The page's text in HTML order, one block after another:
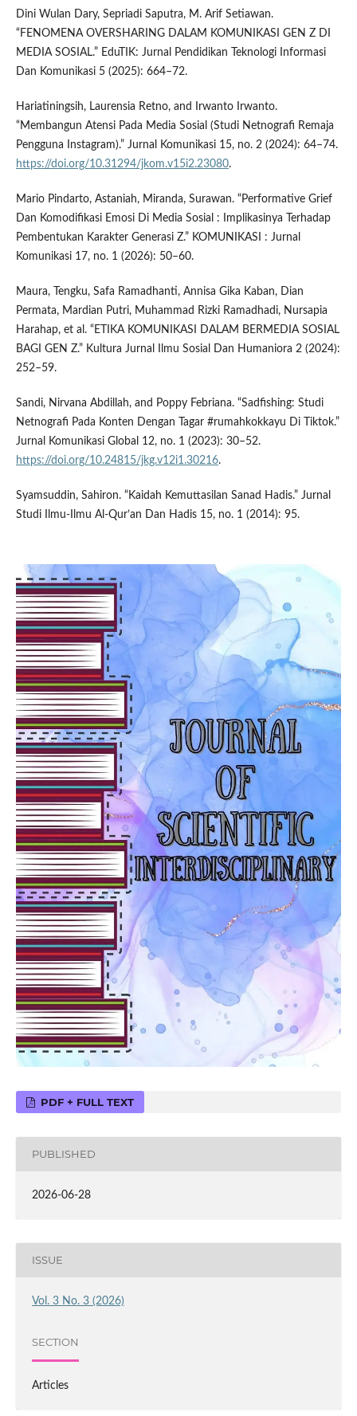
Dini Wulan Dary, Sepriadi Saputra, M. Arif Setiawan.
“FENOMENA OVERSHARING DALAM KOMUNIKASI GEN Z DI
MEDIA SOSIAL.” EduTIK: Jurnal Pendidikan Teknologi Informasi
Dan Komunikasi 5 (2025): 664–72.
Hariatiningsih, Laurensia Retno, and Irwanto Irwanto.
“Membangun Atensi Pada Media Sosial (Studi Netnografi Remaja
Pengguna Instagram).” Jurnal Komunikasi 15, no. 2 (2024): 64–74.
https://doi.org/10.31294/jkom.v15i2.23080.
Mario Pindarto, Astaniah, Miranda, Surawan. “Performative Grief
Dan Komodifikasi Emosi Di Media Sosial : Implikasinya Terhadap
Pembentukan Karakter Generasi Z.” KOMUNIKASI : Jurnal
Komunikasi 17, no. 1 (2026): 50–60.
Maura, Tengku, Safa Ramadhanti, Annisa Gika Kaban, Dian
Permata, Mardian Putri, Muhammad Rizki Ramadhadi, Nursapia
Harahap, et al. “ETIKA KOMUNIKASI DALAM BERMEDIA SOSIAL
BAGI GEN Z.” Kultura Jurnal Ilmu Sosial Dan Humaniora 2 (2024):
252–59.
Sandi, Nirvana Abdillah, and Poppy Febriana. “Sadfishing: Studi
Netnografi Pada Konten Dengan Tagar #rumahkokkayu Di Tiktok.”
Jurnal Komunikasi Global 12, no. 1 (2023): 30–52.
https://doi.org/10.24815/jkg.v12i1.30216.
Syamsuddin, Sahiron. “Kaidah Kemuttasilan Sanad Hadis.” Jurnal
Studi Ilmu-Ilmu Al-Qur’an Dan Hadis 15, no. 1 (2014): 95.
PDF + FULL TEXT
PUBLISHED
2026-06-28
ISSUE
Vol. 3 No. 3 (2026)
SECTION
Articles